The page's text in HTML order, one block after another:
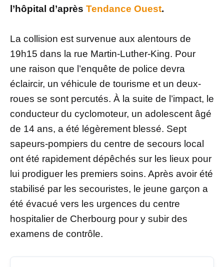
l’hôpital d’après Tendance Ouest.
La collision est survenue aux alentours de
19h15 dans la rue Martin-Luther-King. Pour
une raison que l’enquête de police devra
éclaircir, un véhicule de tourisme et un deux-
roues se sont percutés. À la suite de l’impact, le
conducteur du cyclomoteur, un adolescent âgé
de 14 ans, a été légèrement blessé. Sept
sapeurs-pompiers du centre de secours local
ont été rapidement dépêchés sur les lieux pour
lui prodiguer les premiers soins. Après avoir été
stabilisé par les secouristes, le jeune garçon a
été évacué vers les urgences du centre
hospitalier de Cherbourg pour y subir des
examens de contrôle.